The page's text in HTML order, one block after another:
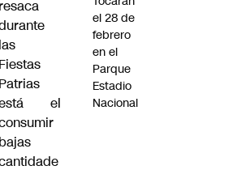
resaca
las
Fiestas
Patrias
el
bajas
el 28 de
febrero
en el
Parque
Estadio
Nacional